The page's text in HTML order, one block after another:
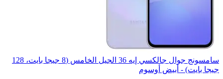
سامسونج جوال جالكسي إيه 36 الجيل الخامس (8 جيجا بايت، 128
جيجا بايت) - أبيض أوسوم